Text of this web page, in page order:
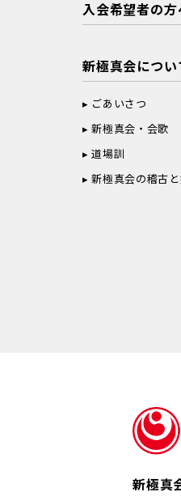
入会希望者の方
新極真会につい
ごあいさつ
新極真会・会歌
道場訓
新極真会の稽古
新極真